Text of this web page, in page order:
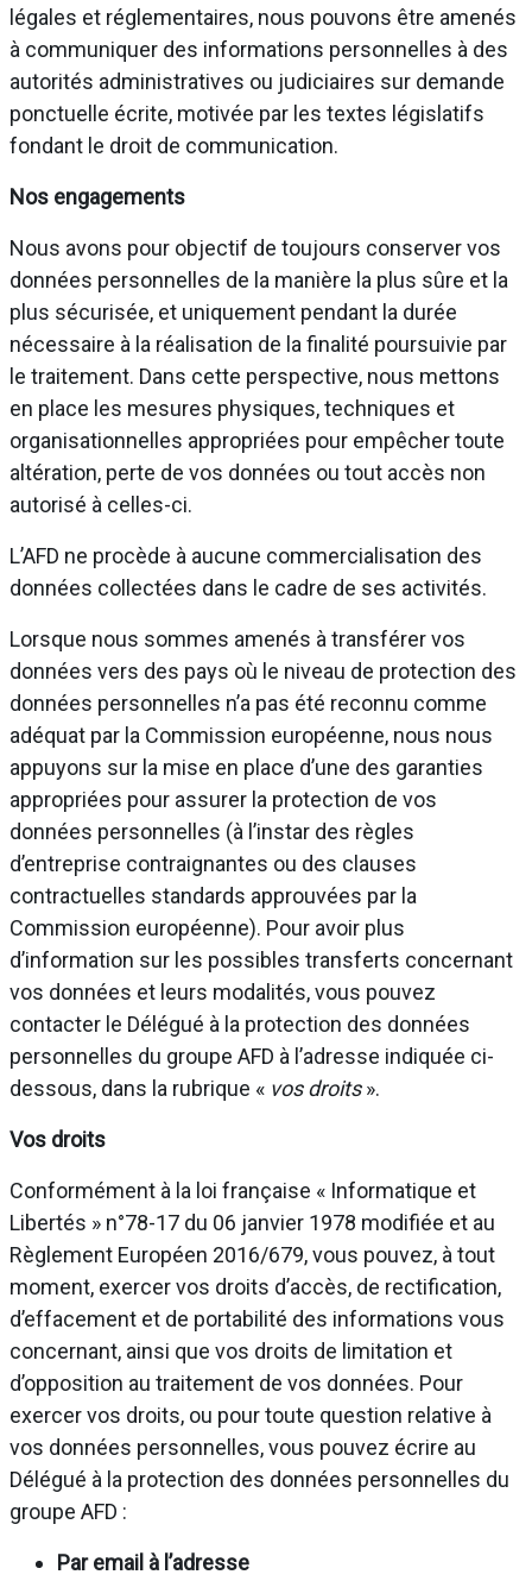
légales et réglementaires, nous pouvons être amenés
à communiquer des informations personnelles à des
autorités administratives ou judiciaires sur demande
ponctuelle écrite, motivée par les textes législatifs
fondant le droit de communication.
Nos engagements
Nous avons pour objectif de toujours conserver vos
données personnelles de la manière la plus sûre et la
plus sécurisée, et uniquement pendant la durée
nécessaire à la réalisation de la finalité poursuivie par
le traitement. Dans cette perspective, nous mettons
en place les mesures physiques, techniques et
organisationnelles appropriées pour empêcher toute
altération, perte de vos données ou tout accès non
autorisé à celles-ci.
L’AFD ne procède à aucune commercialisation des
données collectées dans le cadre de ses activités.
Lorsque nous sommes amenés à transférer vos
données vers des pays où le niveau de protection des
données personnelles n’a pas été reconnu comme
adéquat par la Commission européenne, nous nous
appuyons sur la mise en place d’une des garanties
appropriées pour assurer la protection de vos
données personnelles (à l’instar des règles
d’entreprise contraignantes ou des clauses
contractuelles standards approuvées par la
Commission européenne). Pour avoir plus
d’information sur les possibles transferts concernant
vos données et leurs modalités, vous pouvez
contacter le Délégué à la protection des données
personnelles du groupe AFD à l’adresse indiquée ci-
dessous, dans la rubrique « vos droits».
Vos droits
Conformément à la loi française « Informatique et
Libertés » n°78-17 du 06 janvier 1978 modifiée et au
Règlement Européen 2016/679, vous pouvez, à tout
moment, exercer vos droits d’accès, de rectification,
d’effacement et de portabilité des informations vous
concernant, ainsi que vos droits de limitation et
d’opposition au traitement de vos données. Pour
exercer vos droits, ou pour toute question relative à
vos données personnelles, vous pouvez écrire au
Délégué à la protection des données personnelles du
groupe AFD :
Par email à l’adresse